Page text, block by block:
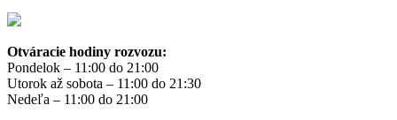
Otváracie hodiny rozvozu:
Pondelok – 11:00 do 21:00
Utorok až sobota – 11:00 do 21:30
Nedeľa – 11:00 do 21:00